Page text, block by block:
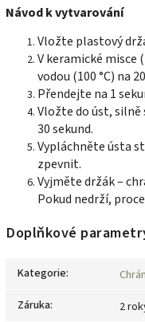
Návod k vytvarování
Vložte plastový
V keramické misce
vodou (100 °C) na
Přendejte na 1
Vložte do úst,
30 sekund.
Vypláchněte ústa
zpevnit.
Vyjměte držák –
Pokud nedrží,
Doplňkové
Kategorie:
Záruka:
2